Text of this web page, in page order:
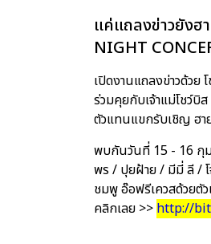
แค่แถลงข่าวยังฮ
NIGHT
เปิดงานแถลงข่าวด้ว
ร่วมคุยกับเจ้าแม่โชว์
ตัวแทนแขกรับเชิญ ฮา
พบกันวันที่ 15 - 16 กุ
พร / ปุยฝ้าย / มีมี่ ลี / โ
ชมพู อ๊อฟรีเควสด้วยตั
คลิกเลย >> http://